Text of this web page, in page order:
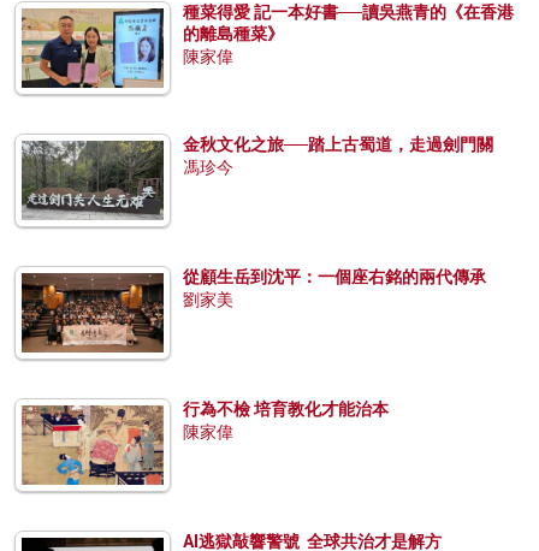
種菜得愛 記一本好書──讀吳燕青的《在香港
的離島種菜》
陳家偉
金秋文化之旅──踏上古蜀道，走過劍門關
馮珍今
從顧生岳到沈平：一個座右銘的兩代傳承
劉家美
行為不檢 培育教化才能治本
陳家偉
AI逃獄敲響警號 全球共治才是解方